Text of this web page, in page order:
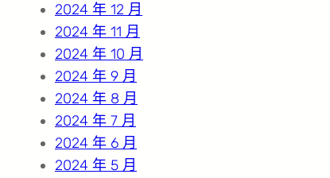
2024 年 12 月
2024 年 11 月
2024 年 10 月
2024 年 9 月
2024 年 8 月
2024 年 7 月
2024 年 6 月
2024 年 5 月